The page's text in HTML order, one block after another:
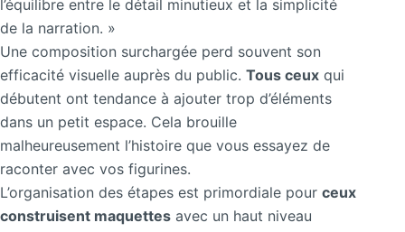
l’équilibre entre le détail minutieux et la simplicité
de la narration. »
Une composition surchargée perd souvent son
efficacité visuelle auprès du public. Tous ceux qui
débutent ont tendance à ajouter trop d’éléments
dans un petit espace. Cela brouille
malheureusement l’histoire que vous essayez de
raconter avec vos figurines.
L’organisation des étapes est primordiale pour ceux
construisent maquettes avec un haut niveau